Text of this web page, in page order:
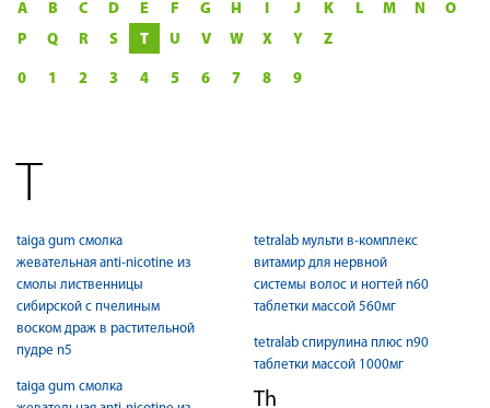
A B C D E F G H I J K L M N
O
P
Q R S T U V W X Y Z
0 1 2 3 4 5 6 7 8 9
T
taiga gum смолка
жевательная anti-nicotine из
смолы лиственницы
сибирской с пчелиным
воском драж в растительной
пудре n5
taiga gum смолка
tetralab мульти в-комплекс
витамир для нервной
системы волос и ногтей n60
таблетки массой 560мг
tetralab спирулина плюс n90
таблетки массой 1000мг
Th